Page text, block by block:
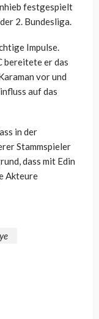
festgespielt
2. Bundesliga.
Impulse.
bereitete er das
vor und
auf das
in der
Stammspieler
dass mit Edin
Akteure